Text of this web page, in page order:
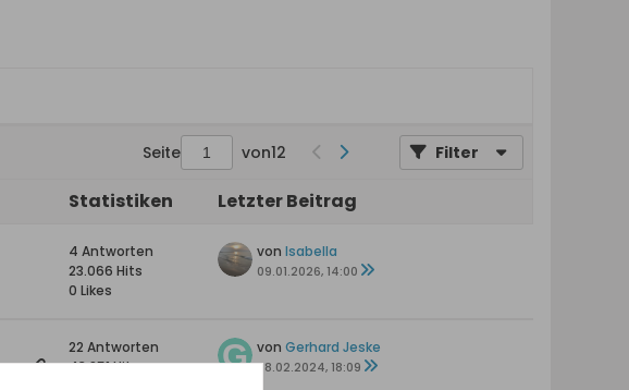
Seite von12 Filter
Statistiken Letzter Beitrag
4 Antworten
23.066 Hits
0 Likes
von Isabella
09.01.2026, 14:00
22 Antworten
43.851 Hits
von Gerhard Jeske
08.02.2024, 18:09